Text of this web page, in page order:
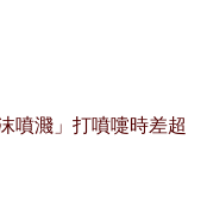
噴濺」打噴嚏時差超